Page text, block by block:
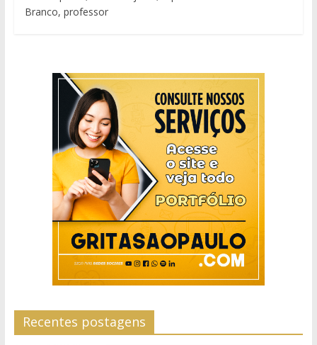
Branco, professor
Recentes postagens